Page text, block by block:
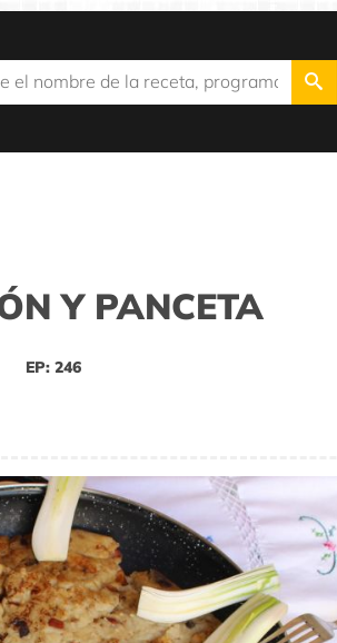
Y PANCETA
EP: 246